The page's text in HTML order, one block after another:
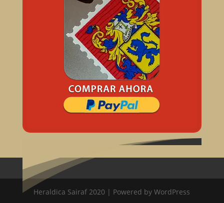
Heraldica Sairaf 2020 | Powered by WordPress